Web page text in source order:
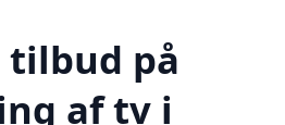
tilbud på
af tv i